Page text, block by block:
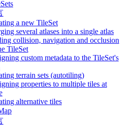
a new TileSet
several atlases into a single atlas
collision, navigation and occlusion
TileSet
custom metadata to the TileSet's
terrain sets (autotiling)
properties to multiple tiles at
alternative tiles